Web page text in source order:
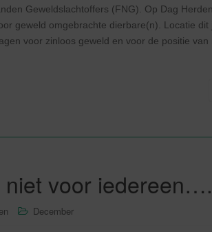
Geweldslachtoffers (FNG). Op Dag
geweld omgebrachte dierbare(n). Locatie dit
voor zinloos geweld en voor de positie van
niet voor iedereen….
December